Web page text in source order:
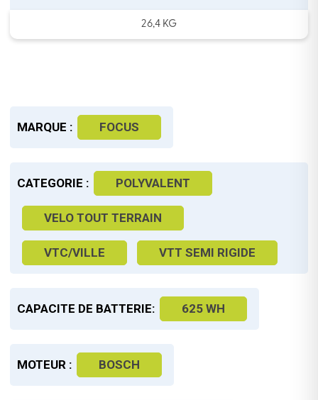
26,4 KG
MARQUE : FOCUS
CATEGORIE : POLYVALENT
VELO TOUT TERRAIN
VTC/VILLE VTT SEMI RIGIDE
CAPACITE DE BATTERIE: 625 WH
MOTEUR : BOSCH